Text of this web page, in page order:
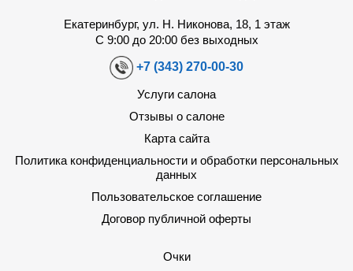
Екатеринбург, ул. Н. Никонова, 18, 1 этаж
С 9:00 до 20:00 без выходных
+7 (343) 270-00-30
Услуги салона
Отзывы о салоне
Карта сайта
Политика конфиденциальности и обработки персональных
данных
Пользовательское соглашение
Договор публичной оферты
Очки